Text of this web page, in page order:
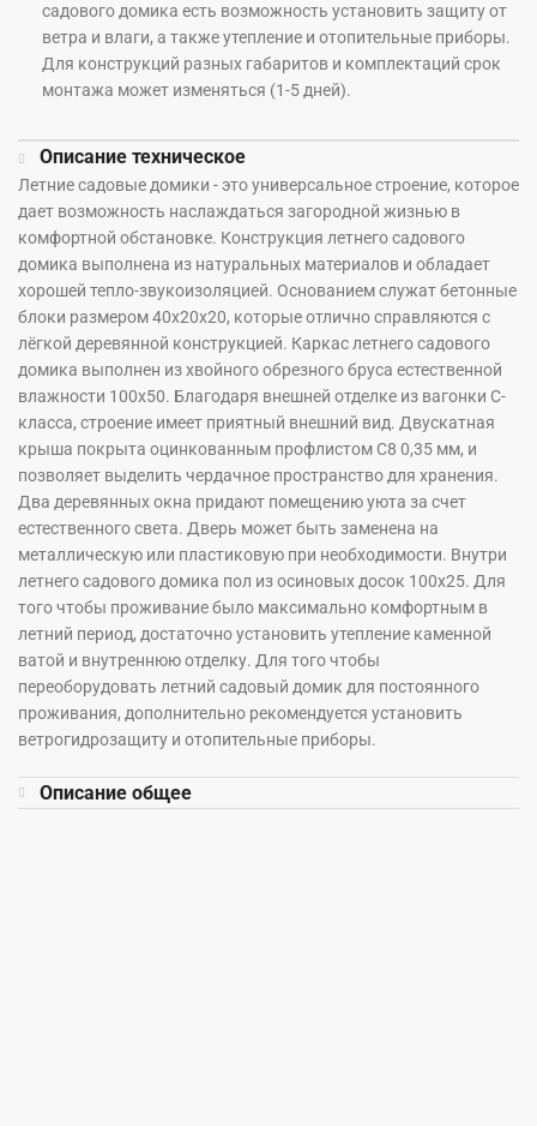
садового домика есть возможность установить защиту от
ветра и влаги, а также утепление и отопительные приборы.
Для конструкций разных габаритов и комплектаций срок
монтажа может изменяться (1-5 дней).
Описание техническое
Летние садовые домики - это универсальное строение, которое
дает возможность наслаждаться загородной жизнью в
комфортной обстановке. Конструкция летнего садового
домика выполнена из натуральных материалов и обладает
хорошей тепло-звукоизоляцией. Основанием служат бетонные
блоки размером 40х20х20, которые отлично справляются с
лёгкой деревянной конструкцией. Каркас летнего садового
домика выполнен из хвойного обрезного бруса естественной
влажности 100х50. Благодаря внешней отделке из вагонки С-
класса, строение имеет приятный внешний вид. Двускатная
крыша покрыта оцинкованным профлистом С8 0,35 мм, и
позволяет выделить чердачное пространство для хранения.
Два деревянных окна придают помещению уюта за счет
естественного света. Дверь может быть заменена на
металлическую или пластиковую при необходимости. Внутри
летнего садового домика пол из осиновых досок 100х25. Для
того чтобы проживание было максимально комфортным в
летний период, достаточно установить утепление каменной
ватой и внутреннюю отделку. Для того чтобы
переоборудовать летний садовый домик для постоянного
проживания, дополнительно рекомендуется установить
ветрогидрозащиту и отопительные приборы.
Описание общее